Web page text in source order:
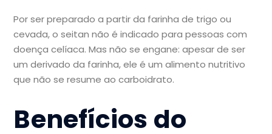
Por ser preparado a partir da farinha de trigo ou
cevada, o seitan não é indicado para pessoas com
doença celíaca. Mas não se engane: apesar de ser
um derivado da farinha, ele é um alimento nutritivo
que não se resume ao carboidrato.
Benefícios do